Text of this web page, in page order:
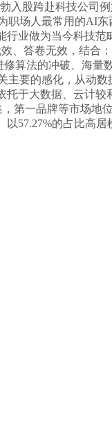
股跨赴科技公司
场人最常用的AI
业做为当今科技
、答卷无效，结合
算法的冲破、海
要的感化，从动
于大数据、云计
第一品牌等市场地
57.27%的占比高